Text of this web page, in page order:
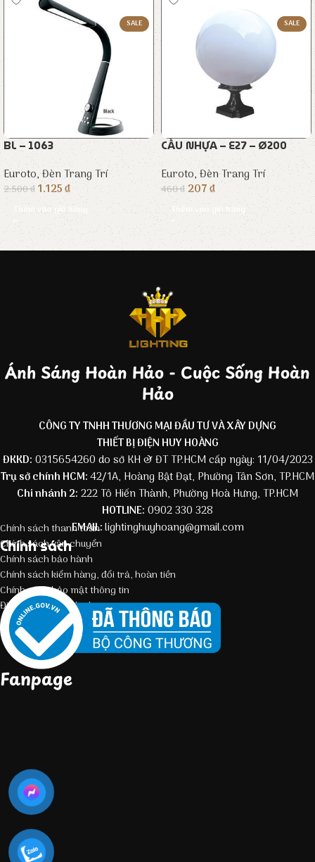
SALE
BL – 1063
Euroto,Đèn Trang Trí
2.500₫1.125₫
Thêm vào giỏ hàng
SALE
CẦU NHỰA – E27 – Ø200
Euroto,Đèn Trang Trí
460₫ 207₫
Thêm vào giỏ hàng
Ánh Sáng Hoàn Hảo - Cuộc Sống Hoàn
Hảo
CÔNG TY TNHH THƯƠNG MẠI ĐẦU TƯ VÀ XÂY DỰNG
THIẾT BỊ ĐIỆN HUY HOÀNG
ĐKKD: 0315654260 do sở KH & ĐT TP.HCM cấp ngày: 11/04/2023
Trụ sở chính HCM:42/1A, Hoàng Bật Đạt, Phường Tân Sơn, TP.HCM
Chi nhánh 2: 222 Tô Hiến Thành, Phường Hoà Hưng, TP.HCM
HOTLINE: 0902 330 328
EMAIL:lightinghuyhoang@gmail.com
Chính sách
Chính sách thanh toán
Chính sách vận chuyển
Chính sách bảo hành
Chính sách kiểm hàng, đổi trả, hoàn tiền
Chính sách bảo mật thông tin
Điều kiện giao dịch chung
Fanpage